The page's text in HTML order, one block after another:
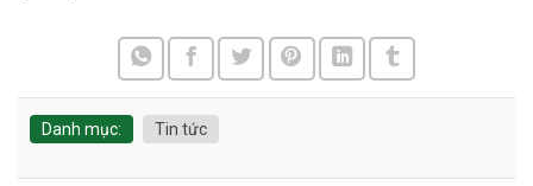
Danh mục: Tin tức